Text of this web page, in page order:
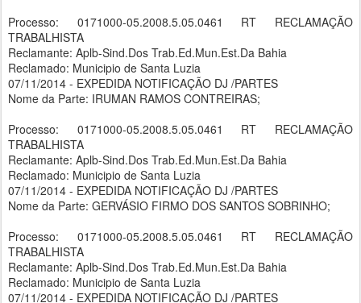
Processo: 0171000-05.2008.5.05.0461 RT RECLAMAÇÃO
TRABALHISTA
Reclamante: Aplb-Sind.Dos Trab.Ed.Mun.Est.Da Bahia
Reclamado: Municipio de Santa Luzia
07/11/2014 - EXPEDIDA NOTIFICAÇÃO DJ /PARTES
Nome da Parte: IRUMAN RAMOS CONTREIRAS;
Processo: 0171000-05.2008.5.05.0461 RT RECLAMAÇÃO
TRABALHISTA
Reclamante: Aplb-Sind.Dos Trab.Ed.Mun.Est.Da Bahia
Reclamado: Municipio de Santa Luzia
07/11/2014 - EXPEDIDA NOTIFICAÇÃO DJ /PARTES
Nome da Parte: GERVÁSIO FIRMO DOS SANTOS SOBRINHO;
Processo: 0171000-05.2008.5.05.0461 RT RECLAMAÇÃO
TRABALHISTA
Reclamante: Aplb-Sind.Dos Trab.Ed.Mun.Est.Da Bahia
Reclamado: Municipio de Santa Luzia
07/11/2014 - EXPEDIDA NOTIFICAÇÃO DJ /PARTES